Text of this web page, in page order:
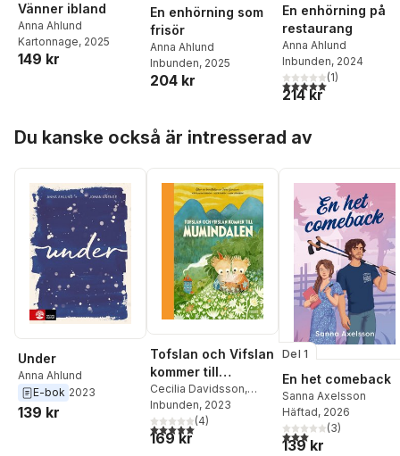
Vänner ibland
Anna Ahlund
Kartonnage, 2025
149 kr
En enhörning som
frisör
Anna Ahlund
Inbunden, 2025
204 kr
En enhörning på
restaurang
Anna Ahlund
Inbunden, 2024
5,0utav 5 stjärnor.
(1)
214 kr
Du kanske också är intresserad av
Under
Anna Ahlund
E-bok 2023
139 kr
Tofslan och Vifslan
kommer till
Mumindalen
Cecilia Davidsson,
Tove Jansson,
Haridi
Inbunden, 2023
5,0utav 5 stjärnor. Totalt antal röster:
(4)
169 kr
Del 1
En het comeback
Sanna Axelsson
Häftad, 2026
3,0utav 5 stjärnor.
(3)
139 kr